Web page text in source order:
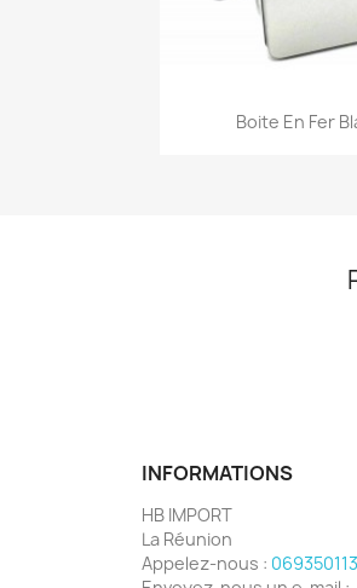
Aperçu
Boite En Fer
INFORMATIONS
HB IMPORT
La Réunion
Appelez-nous :